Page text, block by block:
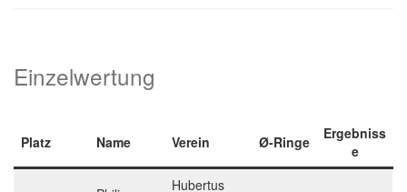
Einzelwertung
Platz Name Verein Ø-Ringe
Ergebniss
e
Hubertus